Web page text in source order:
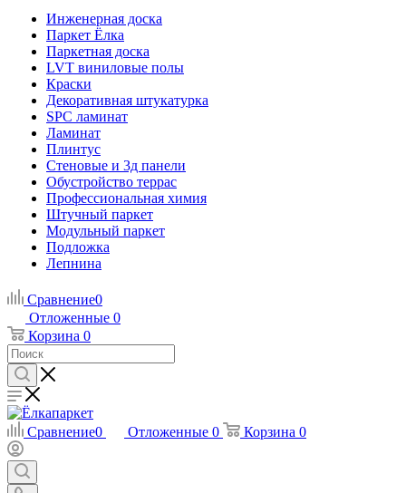
Инженерная доска
Паркет Ёлка
Паркетная доска
LVT виниловые полы
Краски
Декоративная штукатурка
SPC ламинат
Ламинат
Плинтус
Стеновые и 3д панели
Обустройство террас
Профессиональная химия
Штучный паркет
Модульный паркет
Подложка
Лепнина
Сравнение0
Отложенные 0
Корзина 0
Сравнение0 Отложенные 0 Корзина 0